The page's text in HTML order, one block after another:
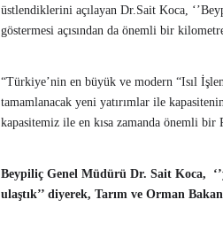
üstlendiklerini açılayan Dr.Sait Koca,
göstermesi açısından da önemli bir
“Türkiye’nin en büyük ve modern “Isıl
tamamlanacak yeni yatırımlar ile
kapasitemiz ile en kısa zamanda önemli bir
Beypiliç Genel Müdürü Dr. Sait Koca,
ulaştık’’ diyerek, Tarım ve Orman